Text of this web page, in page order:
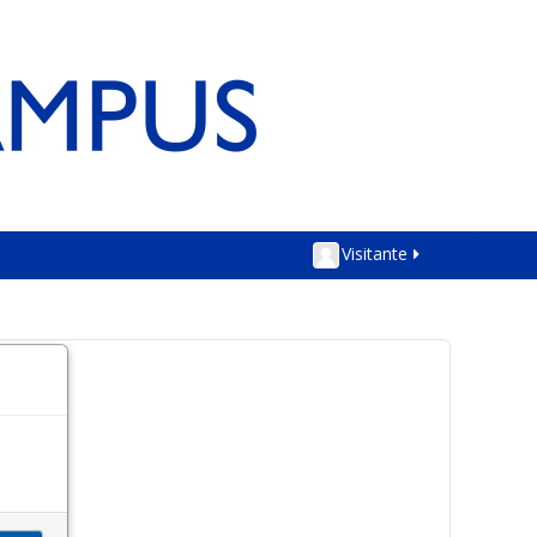
Visitante